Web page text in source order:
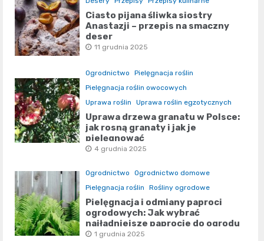
Ciasto pijana śliwka siostry
Anastazji – przepis na smaczny
deser
11 grudnia 2025
Ogrodnictwo
Pielęgnacja roślin
Pielęgnacja roślin owocowych
Uprawa roślin
Uprawa roślin egzotycznych
Uprawa drzewa granatu w Polsce:
jak rosną granaty i jak je
pielęgnować
4 grudnia 2025
Ogrodnictwo
Ogrodnictwo domowe
Pielęgnacja roślin
Rośliny ogrodowe
Pielęgnacja i odmiany paproci
ogrodowych: Jak wybrać
najładniejsze paprocie do ogrodu
1 grudnia 2025